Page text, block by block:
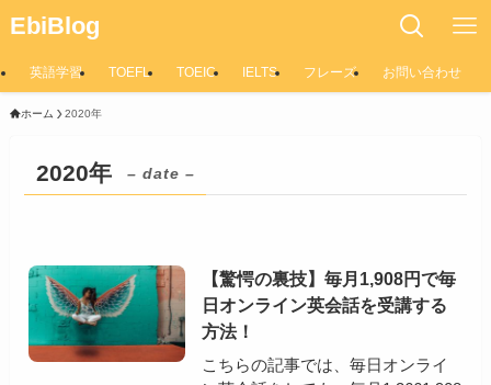
EbiBlog
英語学習 TOEFL TOEIC IELTS フレーズ お問い合わせ
ホーム 2020年
2020年 – date –
【驚愕の裏技】毎月1,908円で毎
日オンライン英会話を受講する
方法！
こちらの記事では、毎日オンライ